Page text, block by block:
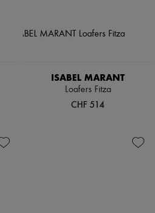
ISABEL MARANT
Loafers Fitza
CHF 514